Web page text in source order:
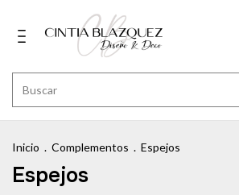
Inicio . Complementos . Espejos
Espejos